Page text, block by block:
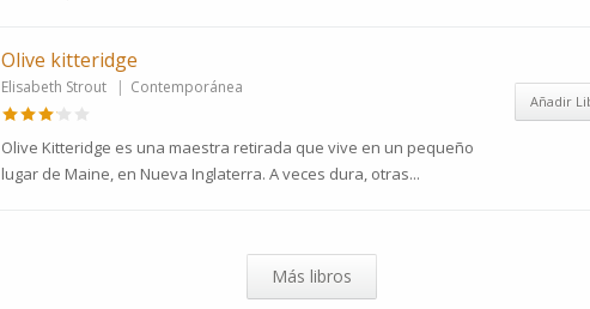
Olive kitteridge
Elisabeth Strout Contemporánea
Olive Kitteridge es una maestra retirada que vive en un pequeño
lugar de Maine, en Nueva Inglaterra. A veces dura, otras...
Añadir
Más libros